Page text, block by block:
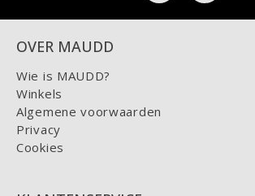
OVER MAUDD
Wie is MAUDD?
Winkels
Algemene voorwaarden
Privacy
Cookies